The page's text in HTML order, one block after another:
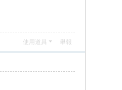
使用道具 舉報